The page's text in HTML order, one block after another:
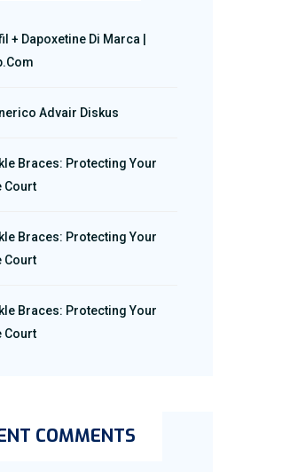
+ Dapoxetine Di Marca |
Advair Diskus
Braces: Protecting Your
Court
Braces: Protecting Your
Court
Braces: Protecting Your
Court
COMMENTS